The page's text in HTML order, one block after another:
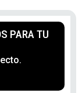
PARA TU